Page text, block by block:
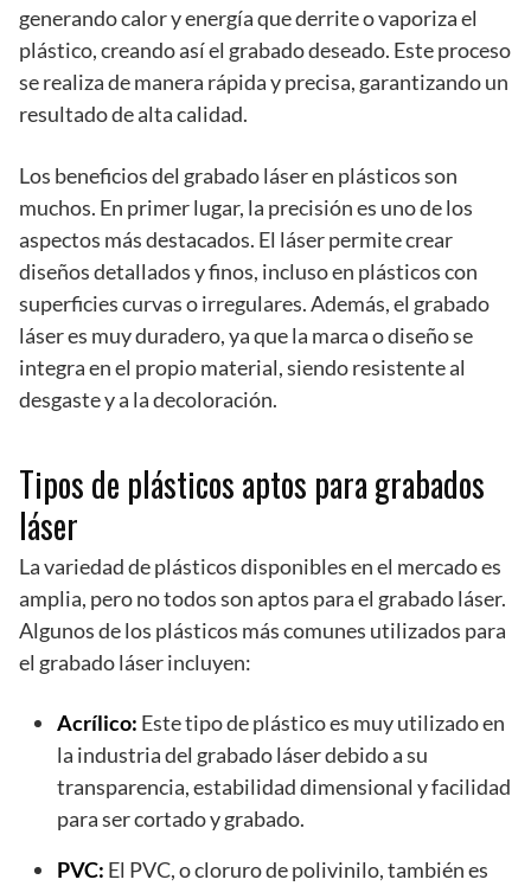
generando calor y energía que derrite o vaporiza el
plástico, creando así el grabado deseado. Este proceso
se realiza de manera rápida y precisa, garantizando un
resultado de alta calidad.
Los beneficios del grabado láser en plásticos son
muchos. En primer lugar, la precisión es uno de los
aspectos más destacados. El láser permite crear
diseños detallados y finos, incluso en plásticos con
superficies curvas o irregulares. Además, el grabado
láser es muy duradero, ya que la marca o diseño se
integra en el propio material, siendo resistente al
desgaste y a la decoloración.
Tipos de plásticos aptos para grabados
láser
La variedad de plásticos disponibles en el mercado es
amplia, pero no todos son aptos para el grabado láser.
Algunos de los plásticos más comunes utilizados para
el grabado láser incluyen:
Acrílico: Este tipo de plástico es muy utilizado en
la industria del grabado láser debido a su
transparencia, estabilidad dimensional y facilidad
para ser cortado y grabado.
PVC: El PVC, o cloruro de polivinilo, también es